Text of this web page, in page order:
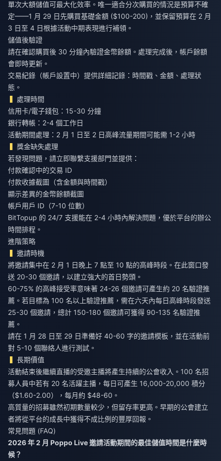
單次大額儲值可最大化效率。唯一適合分次購買的情況是預算不確
定——1 月 29 日先購買基礎金額 ($100-200)，並保留預算在 2 月
3 日至 4 日根據活動中期表現進行補領。
儲值後驗證
請在確認購買後 30 分鐘內驗證金幣餘額。處理完成後，帳戶餘額
會即時更新。
交易紀錄（帳戶設置中）提供詳細記錄：時間戳、金額、處理狀
態。
處理時間
信用卡/電子錢包：15-30 分鐘
銀行轉帳：2-4 個工作日
活動期間處理：2 月 1 日至 2 日高峰流量期間可能需 1-2 小時
獎金缺失處理
若發現問題，請立即聯繫支援部門並提供：
付款確認中的交易 ID
付款收據截圖（含金額與時間戳）
顯示差異的金幣餘額截圖
帳戶用戶 ID（7-10 位數）
BitTopup 的 24/7 支援能在 2-4 小時內解決問題，優於平台的辦公
時間排程。
進階策略
邀請時機
將邀請集中在 2 月 1 日晚上 7 點至 10 點的高峰時段。在此窗口發
送 20-30 個邀請，以建立強大的首日勢頭。
60-75% 的高峰接受率意味著 24-26 個邀請可產生約 20 名驗證推
薦。若目標為 100 名以上驗證推薦，需在六天內每日高峰時段發送
25-30 個邀請，總計 150-180 個邀請可獲得 90-135 名驗證推
薦。
請在 1 月 28 日至 29 日準備好 40-60 字的邀請模板，並在活動前
對 5-10 個聯絡人進行測試。
長期價值
活動結束後繼續直播的受邀主播將產生持續的公會收入。100 名招
募人員中若有 20 名活躍主播，每日可產生 16,000-20,000 積分
（$1.60-2.00），每月約 $48-60。
高質量的招募雖然初期數量較少，但留存率更高。早期的公會建立
者將從平台的成長中獲得不成比例的豐厚回報。
常見問題 (FAQ)
2026 年 2 月 Poppo Live 邀請活動期間的最佳儲值時間是什麼時
候？